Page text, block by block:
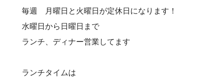
毎週 月曜日と火曜日が定休日になります！
水曜日から日曜日まで
ランチ、ディナー営業してます
ランチタイムは